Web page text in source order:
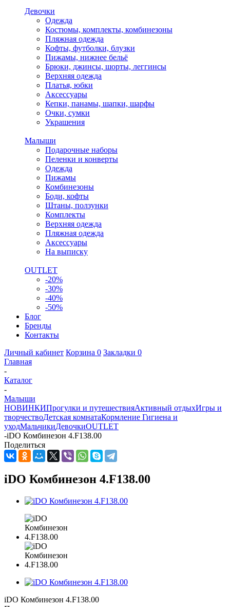
Девочки
Одежда
Костюмы, комплекты, комбинезоны
Пляжная одежда
Кофты, футболки, блузки
Пижамы, нижнее бельё
Брюки, джинсы, шорты, леггинсы
Верхняя одежда
Платья, юбки
Аксессуары
Кепки, панамы, шапки, шарфы
Очки, сумки
Украшения
Малыши
Подарочные наборы
Пеленки и конверты
Одежда
Пижамы
Комбинезоны
Боди, кофты
Штаны, ползунки
Комплекты
Верхняя одежда
Пляжная одежда
Аксессуары
На выписку
OUTLET
-20%
-30%
-40%
-50%
Блог
Бренды
Контакты
Личный кабинет Корзина 0 Закладки 0
Главная
-
Каталог
-
Малыши
НОВИНКИПрогулки и путешествияАктивный отдыхИгры и
творчествоДетская комнатаКормление Гигиена и
уходМальчикиДевочкиOUTLET
-iDO Комбинезон 4.F138.00
Поделиться
iDO Комбинезон 4.F138.00
iDO Комбинезон 4.F138.00